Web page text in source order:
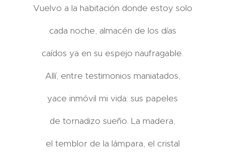
Vuelvo a la habitación donde estoy solo
cada noche, almacén de los días
caídos ya en su espejo naufragable.
Allí, entre testimonios maniatados,
yace inmóvil mi vida: sus papeles
de tornadizo sueño. La madera,
el temblor de la lámpara, el cristal